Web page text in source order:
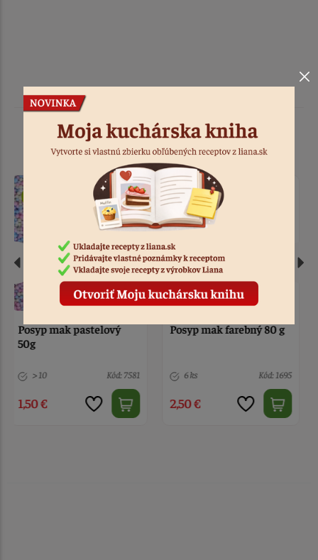
Podobné produkty
Posyp mak farebný 80 g
6 ks Kód: 1695
2,50 €
Posyp perličky mäkké
Nedostupné Kód: 1150
2,50 €